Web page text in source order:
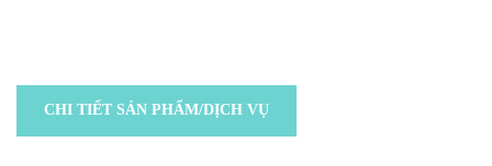
CHI TIẾT SẢN PHẨM/DỊCH VỤ